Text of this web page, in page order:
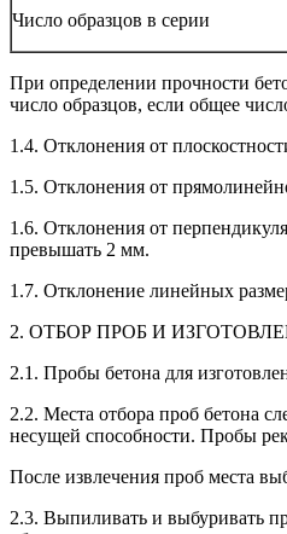
Число образцов в серии
При определении прочности
число образцов, если общее
1.4. Отклонения от
1.5. Отклонения от
1.6. Отклонения от
превышать 2 мм.
1.7. Отклонение линейных
2. ОТБОР ПРОБ И
2.1. Пробы бетона для
2.2. Места отбора проб бетона
несущей способности. Пробы
После извлечения проб места
2.3. Выпиливать и выбуривать